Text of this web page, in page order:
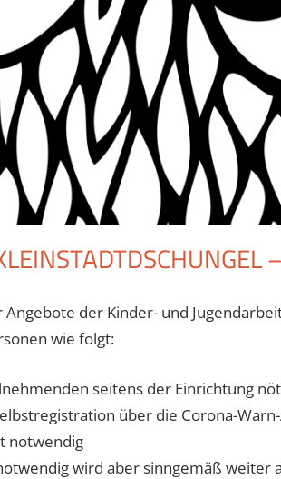
der Kinder- und
wie folgt:
seitens der Einrichtung
über die Corona-
notwendig
wird aber sinngemäß weiter